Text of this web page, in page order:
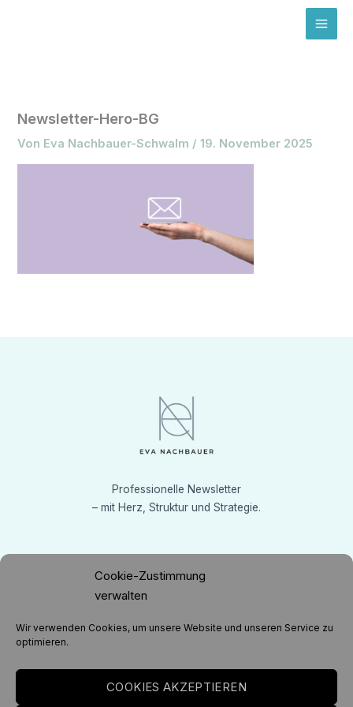
Cookie-Zustimmung
verwalten
Wir verwenden Cookies, um unsere Website und unseren Service zu
optimieren.
COOKIES AKZEPTIEREN
Newsletter-Hero-BG
Von Eva Nachbauer-Schwalm /19. November 2025
Professionelle Newsletter
– mit Herz, Struktur und Strategie.
Kontaktiere mich
info(a)evanachbauer.com